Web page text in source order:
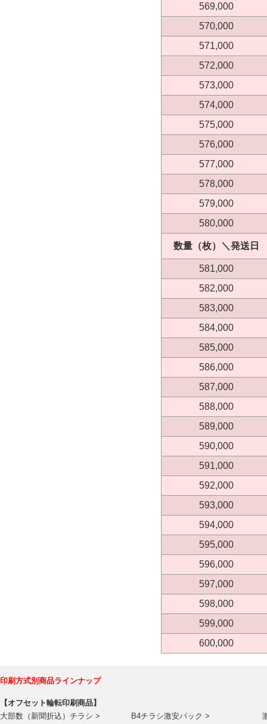
569,000
570,000
571,000
572,000
573,000
574,000
575,000
576,000
577,000
578,000
579,000
580,000
数量（枚）＼発送日
581,000
582,000
583,000
584,000
585,000
586,000
587,000
588,000
589,000
590,000
591,000
592,000
593,000
594,000
595,000
596,000
597,000
598,000
599,000
600,000
印刷方式別商品ラインナップ
【オフセット輪転印刷商品】
大部数（新聞折込）チラシ >
B4チラシ激安パック >